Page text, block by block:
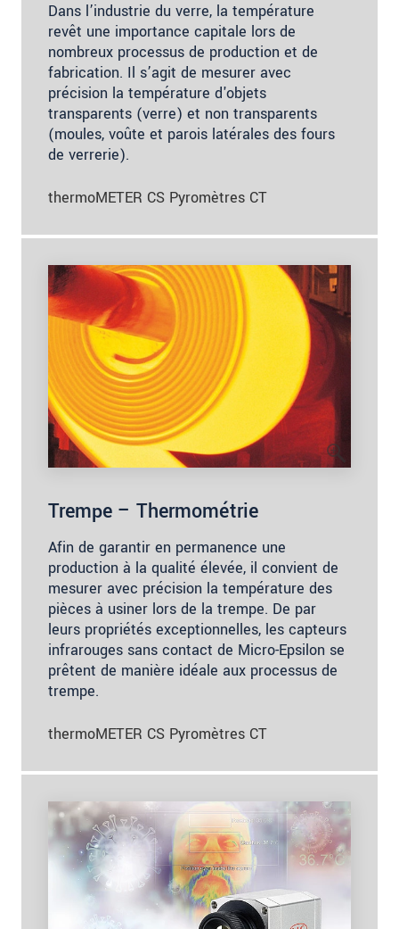
Dans l’industrie du verre, la température
revêt une importance capitale lors de
nombreux processus de production et de
fabrication. Il s’agit de mesurer avec
précision la température d'objets
transparents (verre) et non transparents
(moules, voûte et parois latérales des fours
de verrerie).
thermoMETER CS Pyromètres CT
Trempe – Thermométrie
Afin de garantir en permanence une
production à la qualité élevée, il convient de
mesurer avec précision la température des
pièces à usiner lors de la trempe. De par
leurs propriétés exceptionnelles, les capteurs
infrarouges sans contact de Micro-Epsilon se
prêtent de manière idéale aux processus de
trempe.
thermoMETER CS Pyromètres CT